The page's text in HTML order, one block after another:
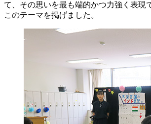
て、その思いを最も端的かつ力強く表現
このテーマを掲げました。